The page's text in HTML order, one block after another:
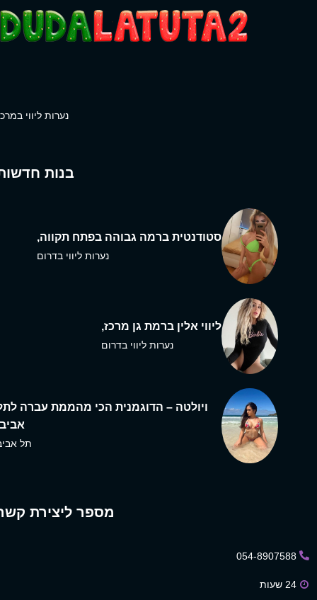
נערות ליווי
בנות
סטודנטית ברמה גבוהה בפתח תקווה,
נערות ליווי בדרום
ליווי אלין ברמת גן מרכז,
נערות ליווי בדרום
ויולטה – הדוגמנית הכי מהממת עברה
תל
מספר ליצירת
054-8907588
24 שעות